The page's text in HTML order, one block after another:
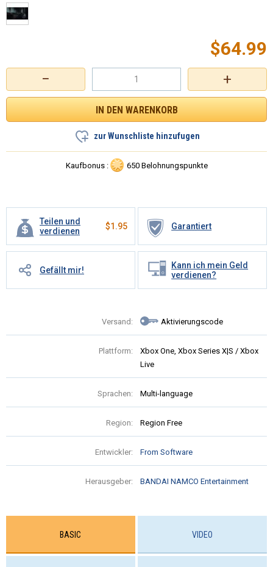
+
−
$64.99
zur Wunschliste hinzufugen
Kaufbonus : 650 Belohnungspunkte
Teilen und
verdienen
$1.95 Garantiert
Gefällt mir!
Kann ich mein Geld
verdienen?
Versand: Aktivierungscode
Plattform:
Xbox One, Xbox Series X|S / Xbox
Live
Sprachen: Multi-language
Region: Region Free
Entwickler: From Software
Herausgeber: BANDAI NAMCO Entertainment
BASIC VIDEO